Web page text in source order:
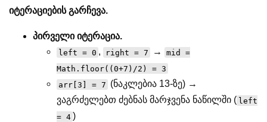
იტერაციების გარჩევა.
პირველი იტერაცია.
left = 0 , right = 7 →
mid =
Math.floor((0+7)/2) = 3
arr[3] = 7 (ნაკლებია 13-ზე) →
ვაგრძელებთ ძებნას მარჯვენა ნაწილში ( left
= 4 )